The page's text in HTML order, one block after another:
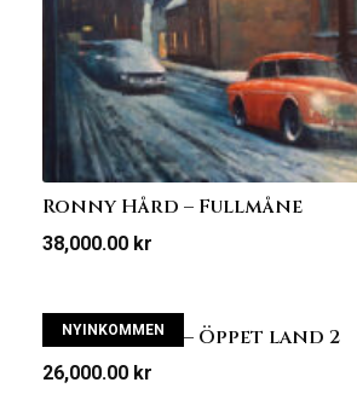
Ronny Hård – Fullmåne
38,000.00 kr
Ronny Hård – Öppet land 2
26,000.00 kr
NYINKOMMEN